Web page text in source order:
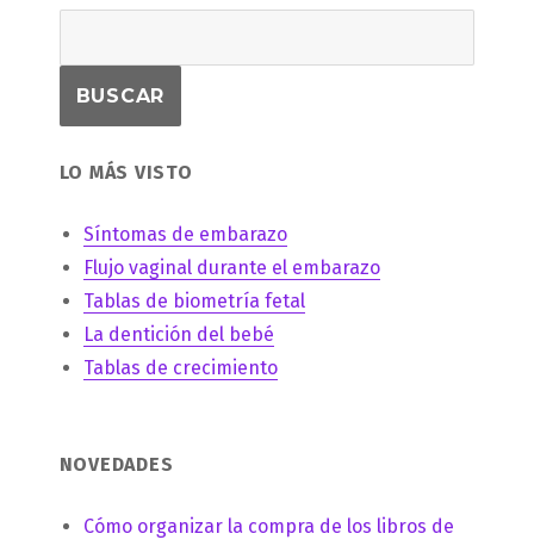
LO MÁS VISTO
Síntomas de embarazo
Flujo vaginal durante el embarazo
Tablas de biometría fetal
La dentición del bebé
Tablas de crecimiento
NOVEDADES
Cómo organizar la compra de los libros de